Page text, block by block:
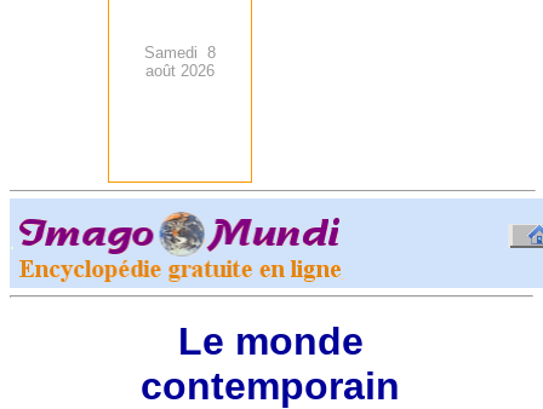
Samedi 8
août 2026
.
-
Le monde
contemporain